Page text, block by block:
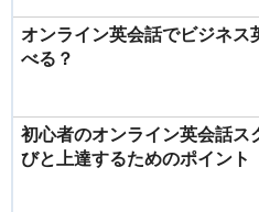
オンライン英会話でビジネス
べる？
初心者のオンライン英会話ス
びと上達するためのポイント